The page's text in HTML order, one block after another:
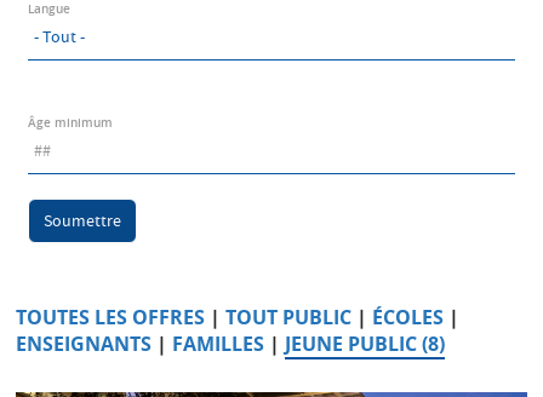
Langue
Âge minimum
Soumettre
TOUTES LES OFFRES |TOUT PUBLIC | ÉCOLES |
ENSEIGNANTS | FAMILLES | JEUNE PUBLIC (8)